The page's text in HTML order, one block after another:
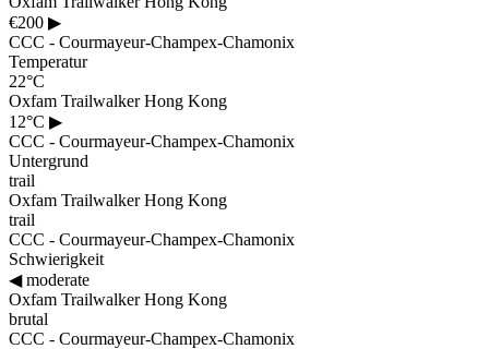
€200 ▶
CCC - Courmayeur-Champex-Chamonix
Temperatur
22°C
Oxfam Trailwalker Hong Kong
12°C ▶
CCC - Courmayeur-Champex-Chamonix
Untergrund
trail
Oxfam Trailwalker Hong Kong
trail
CCC - Courmayeur-Champex-Chamonix
Schwierigkeit
◀moderate
Oxfam Trailwalker Hong Kong
brutal
CCC - Courmayeur-Champex-Chamonix